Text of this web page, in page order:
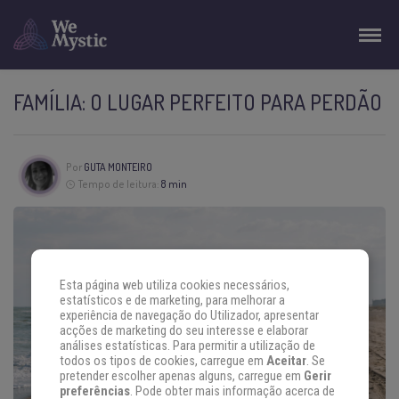
FAMÍLIA: O LUGAR PERFEITO PARA PERDÃO
Por GUTA MONTEIRO
Tempo de leitura: 8 min
Esta página web utiliza cookies necessários,
estatísticos e de marketing, para melhorar a
experiência de navegação do Utilizador, apresentar
acções de marketing do seu interesse e elaborar
análises estatísticas. Para permitir a utilização de
todos os tipos de cookies, carregue em Aceitar. Se
pretender escolher apenas alguns, carregue em Gerir
preferências. Pode obter mais informação acerca de